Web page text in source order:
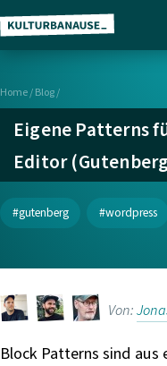
Z
u
H
l
t
s
Home/Blog /
Eigene Patterns
Editor
gutenberg wordpress
Von:
Block Patterns sind aus